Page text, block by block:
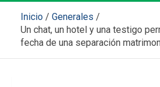
Inicio
Generales
Un chat, un hotel y una testigo
fecha de una separación